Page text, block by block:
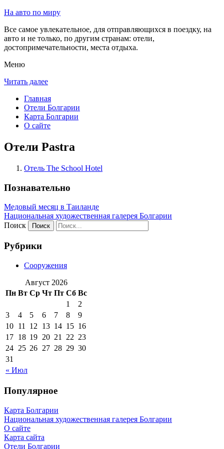
На авто по миру
Все самое увлекательное, для отправляющихся в поездку, на
авто и не только, по другим странам: отели,
достопримечательности, места отдыха.
Меню
Читать далее
Главная
Отели Болгарии
Карта Болгарии
О сайте
Отели Pastra
Отель The School Hotel
Познавательно
Медовый месяц в Таиланде
Национальная художественная галерея Болгарии
Поиск
Рубрики
Сооружения
Август 2026
Пн Вт Ср Чт Пт Сб Вс
« Июл
1
2
3
4 5 6 7 8
9
10 11 12 13 14 15 16
17 18 19 20 21 22 23
24 25 26 27 28 29 30
31
Популярное
Карта Болгарии
Национальная художественная галерея Болгарии
О сайте
Карта сайта
Отели Болгарии